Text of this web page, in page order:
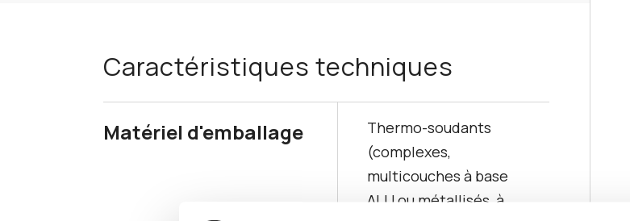
Caractéristiques techniques
Matériel d'emballage
Thermo-soudants
(complexes,
multicouches à base
ALU ou métallisés, à